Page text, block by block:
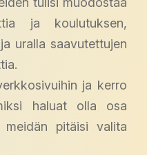
ja koulutuksen,
uralla saavutettujen
ja kerro
haluat olla osa
pitäisi valita